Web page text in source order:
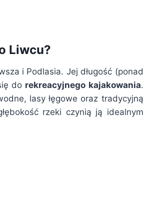
Liwcu?
i Podlasia. Jej długość (ponad
do rekreacyjnego kajakowania.
lasy łęgowe oraz tradycyjną
rzeki czynią ją idealnym